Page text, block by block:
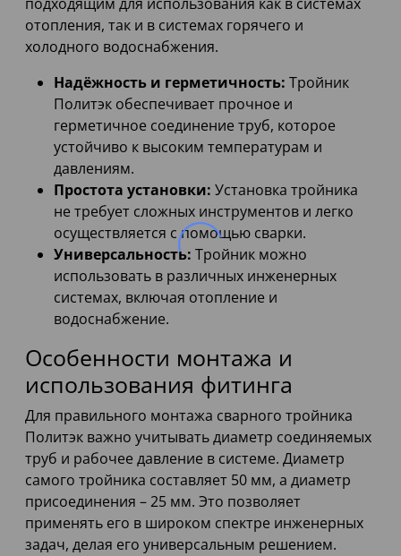
подходящим для использования как в системах
отопления, так и в системах горячего и
холодного водоснабжения.
Надёжность и герметичность: Тройник
Политэк обеспечивает прочное и
герметичное соединение труб, которое
устойчиво к высоким температурам и
давлениям.
Простота установки: Установка тройника
не требует сложных инструментов и легко
осуществляется с помощью сварки.
Универсальность: Тройник можно
использовать в различных инженерных
системах, включая отопление и
водоснабжение.
Особенности монтажа и
использования фитинга
Для правильного монтажа сварного тройника
Политэк важно учитывать диаметр соединяемых
труб и рабочее давление в системе. Диаметр
самого тройника составляет 50 мм, а диаметр
присоединения – 25 мм. Это позволяет
применять его в широком спектре инженерных
задач, делая его универсальным решением.